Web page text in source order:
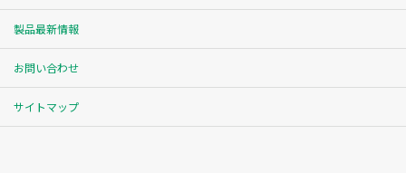
製品最新情報
お問い合わせ
サイトマップ